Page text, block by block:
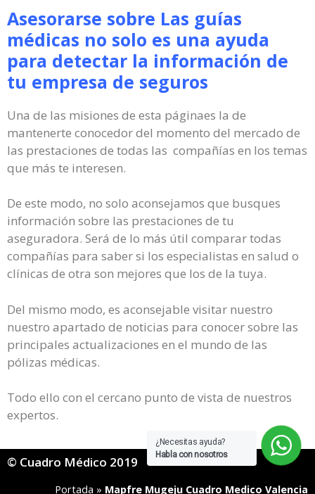
¿Necesitas ayuda?
Habla con nosotros
Asesorarse sobre Las guías
médicas no solo es una ayuda
para detectar la información de
tu empresa de seguros
Una de las misiones de esta páginaes la de
mantenerte conocedor del momento del mercado de
las prestaciones de todas las compañías en los temas
que más te interesen.
De este modo, no solo aconsejamos que busques
información sobre las prestaciones de tu
aseguradora. Será de lo más útil comparar todas
compañías para saber si los especialistas en salud o
clínicas de otra son mejores que los de la tuya.
Del mismo modo, es aconsejable visitar nuestro
nuestro apartado de noticias para conocer sobre las
principales actualizaciones en el mundo de las
pólizas médicas.
Todo ello con el cercano punto de vista de nuestros
expertos.
© Cuadro Médico 2019
Portada » Mapfre Mugeju Cuadro Medico Valencia